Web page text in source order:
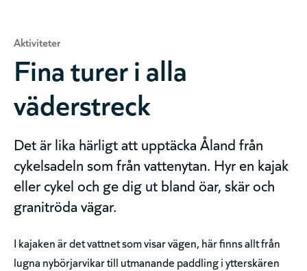
Aktiviteter
Fina turer i alla
väderstreck
Det är lika härligt att upptäcka Åland från
cykelsadeln som från vattenytan. Hyr en kajak
eller cykel och ge dig ut bland öar, skär och
granitröda vägar.
I kajaken är det vattnet som visar vägen, här finns allt från
lugna nybörjarvikar till utmanande paddling i ytterskären